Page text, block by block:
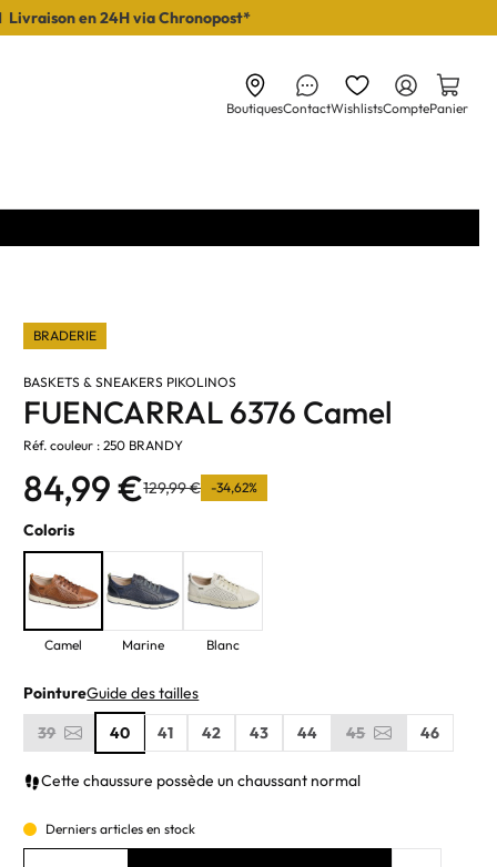
Livraison en 24H via Chronopost*
BoutiquesContactWishlistsComptePanier
BRADERIE
BASKETS & SNEAKERS PIKOLINOS
FUENCARRAL 6376 Camel
Réf. couleur : 250 BRANDY
84,99 €129,99 € -34,62%
Coloris
Camel Marine Blanc
PointureGuide des tailles
39
40 41 42 43 44 45 46
Cette chaussure possède un chaussant normal
Derniers articles en stock